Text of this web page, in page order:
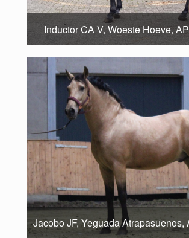
Inductor CA V, Woeste Hoeve,
Jacobo JF, Yeguada Atrapasuenos,